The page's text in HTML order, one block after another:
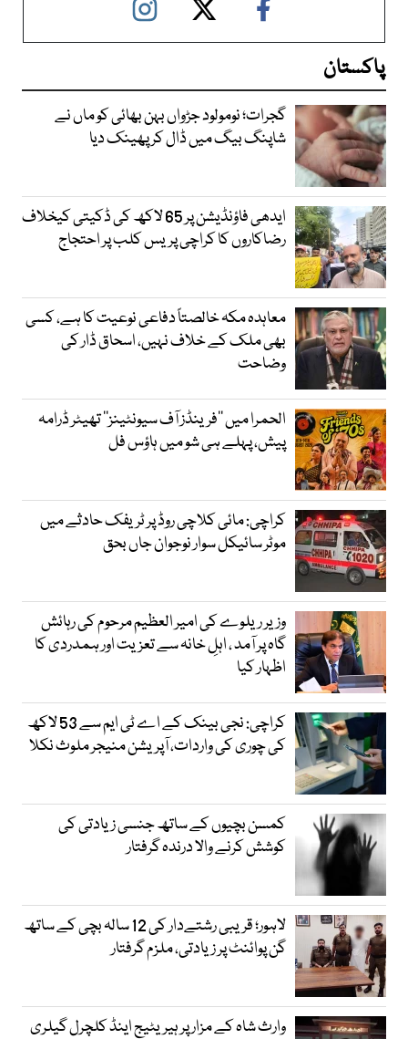
پاکستان
گجرات؛ نومولود جڑواں بہن بھائی کو ماں نے
شاپنگ بیگ میں ڈال کر پھینک دیا
ایدھی فاؤنڈیشن پر 65 لاکھ کی ڈکیتی کیخلاف
رضاکاروں کا کراچی پریس کلب پر احتجاج
معاہدہ مکہ خالصتاً دفاعی نوعیت کا ہے، کسی
بھی ملک کے خلاف نہیں، اسحاق ڈار کی
وضاحت
الحمرا میں ’’فرینڈز آف سیونٹینز‘‘ تھیٹر ڈرامہ
پیش، پہلے ہی شو میں ہاؤس فل
کراچی: مائی کلاچی روڈ پر ٹریفک حادثے میں
موٹر سائیکل سوار نوجوان جاں بحق
وزیر ریلوے کی امیر العظیم مرحوم کی رہائش
گاہ پر آمد ، اہلِ خانہ سے تعزیت اور ہمدردی کا
اظہار کیا
کراچی: نجی بینک کے اے ٹی ایم سے 53 لاکھ
کی چوری کی واردات، آپریشن منیجر ملوث نکلا
کمسن بچیوں کے ساتھ جنسی زیادتی کی
کوشش کرنے والا درندہ گرفتار
لاہور؛ قریبی رشتےدار کی 12 سالہ بچی کے ساتھ
گن پوائنٹ پر زیادتی، ملزم گرفتار
وارث شاہ کے مزار پر ہیریٹیج اینڈ کلچرل گیلری